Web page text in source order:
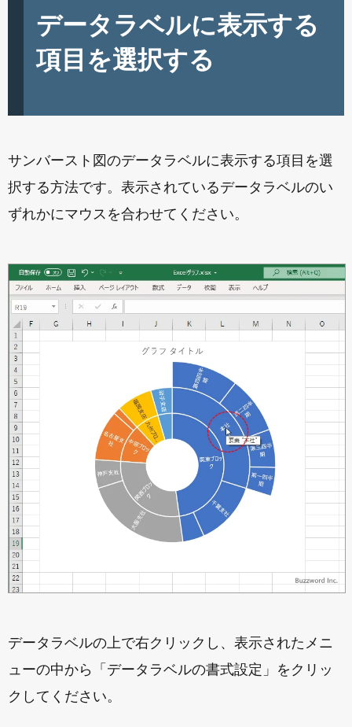
データラベルに表示する
項目を選択する
サンバースト図のデータラベルに表示する項目を選
択する方法です。表示されているデータラベルのい
ずれかにマウスを合わせてください。
データラベルの上で右クリックし、表示されたメニ
ューの中から「データラベルの書式設定」をクリッ
クしてください。